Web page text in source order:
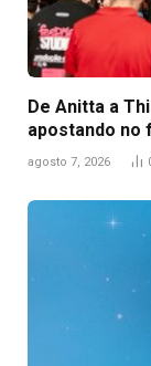
De Anitta a
apostando no
agosto 7, 2026